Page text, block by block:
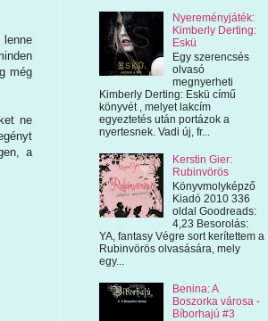
még
ne
a
Nyereményjáték:
Kimberly Derting:
Eskü
Egy szerencsés
olvasó
megnyerheti
Kimberly Derting: Eskü című
könyvét , melyet lakcím
egyeztetés után portázok a
nyertesnek. Vadi új, fr...
Kerstin Gier:
Rubinvörös
Könyvmolyképző
Kiadó 2010 336
oldal Goodreads:
4,23 Besorolás:
YA, fantasy Végre sort kerítettem a
Rubinvörös olvasására, mely
egy...
Benina: A
Boszorka városa -
Bíborhajú #3